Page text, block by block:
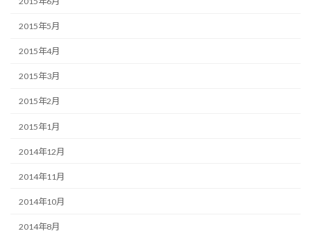
2015年5月
2015年4月
2015年3月
2015年2月
2015年1月
2014年12月
2014年11月
2014年10月
2014年8月